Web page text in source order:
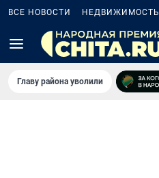
ВСЕ НОВОСТИ НЕДВИЖИМОСТЬ
Главу района уволили